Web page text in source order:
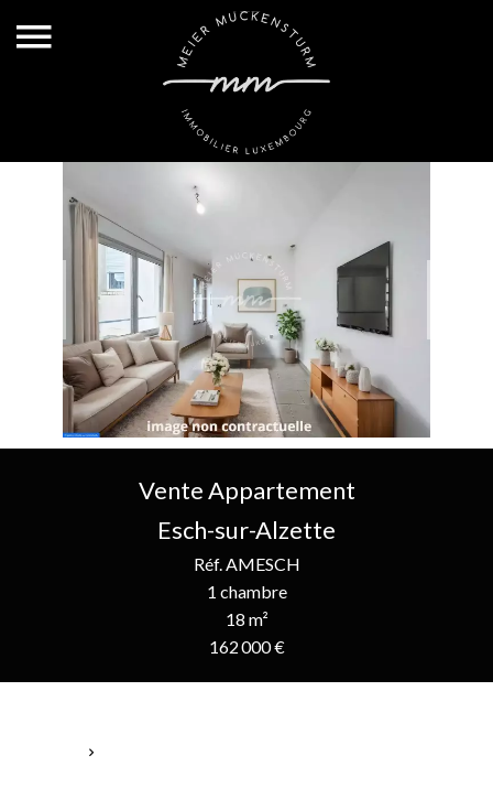
Vente Appartement
Esch-sur-Alzette
Réf. AMESCH
1 chambre
18 m²
162 000 €